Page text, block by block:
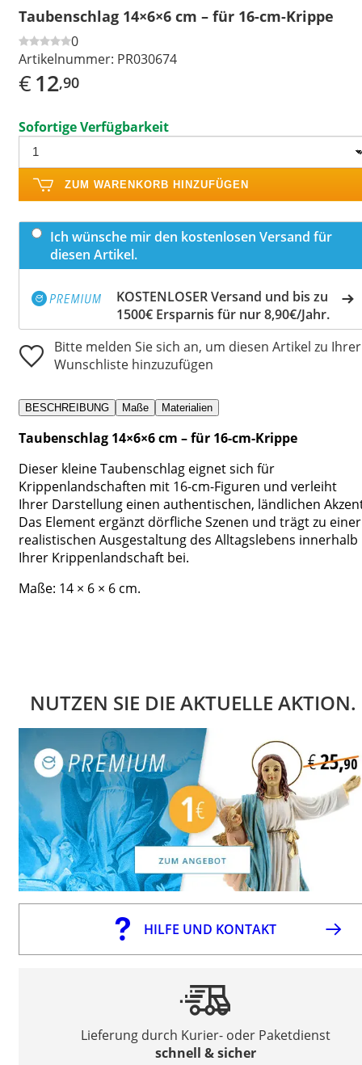
Taubenschlag 14×6×6 cm – für 16-cm-Krippe
0
Artikelnummer: PR030674
€12,90
Sofortige Verfügbarkeit
ZUM WARENKORB HINZUFÜGEN
Ich wünsche mir den kostenlosen Versand für
diesen Artikel.
KOSTENLOSER Versand und bis zu
1500€ Ersparnis für nur 8,90€/Jahr.
Bitte melden Sie sich an, um diesen Artikel zu Ihrer
Wunschliste hinzuzufügen
BESCHREIBUNG Maße Materialien
Taubenschlag 14×6×6 cm – für 16-cm-Krippe
Dieser kleine Taubenschlag eignet sich für
Krippenlandschaften mit 16-cm-Figuren und verleiht
Ihrer Darstellung einen authentischen, ländlichen
Das Element ergänzt dörfliche Szenen und trägt zu einer
realistischen Ausgestaltung des Alltagslebens innerhalb
Ihrer Krippenlandschaft bei.
Maße: 14 × 6 × 6 cm.
NUTZEN SIE DIE AKTUELLE AKTION.
HILFE UND KONTAKT
Lieferung durch Kurier- oder Paketdienst
schnell & sicher